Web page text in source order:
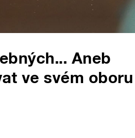
Aneb
ve svém oboru